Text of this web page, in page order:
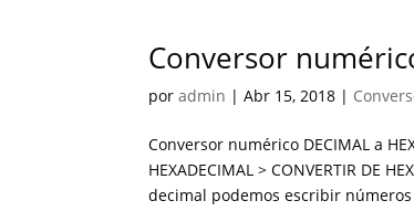
Conversor
poradmin |Abr 15, 2018 |
Conversor numérico DECIMAL a
HEXADECIMAL > CONVERTIR DE
decimal podemos escribir números